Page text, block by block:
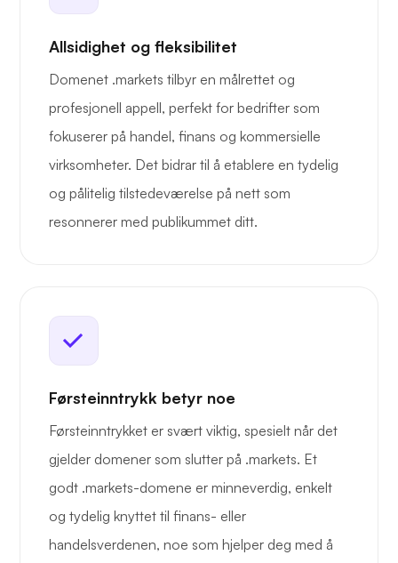
Allsidighet og fleksibilitet
Domenet .markets tilbyr en målrettet og
profesjonell appell, perfekt for bedrifter som
fokuserer på handel, finans og kommersielle
virksomheter. Det bidrar til å etablere en tydelig
og pålitelig tilstedeværelse på nett som
resonnerer med publikummet ditt.
Førsteinntrykk betyr noe
Førsteinntrykket er svært viktig, spesielt når det
gjelder domener som slutter på .markets. Et
godt .markets-domene er minneverdig, enkelt
og tydelig knyttet til finans- eller
handelsverdenen, noe som hjelper deg med å